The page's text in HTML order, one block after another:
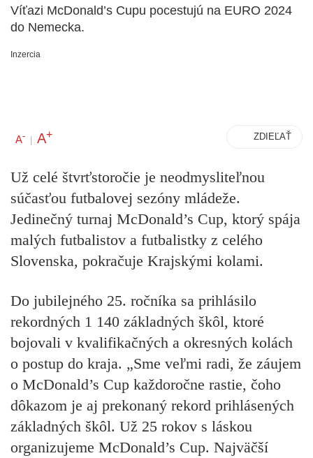
Víťazi McDonald’s Cupu pocestujú na EURO 2024
do Nemecka.
Inzercia
A- | A+ ZDIEĽAŤ
Už celé štvrťstoročie je neodmysliteľnou
súčasťou futbalovej sezóny mládeže.
Jedinečný turnaj McDonald’s Cup, ktorý spája
malých futbalistov a futbalistky z celého
Slovenska, pokračuje Krajskými kolami.
Do jubilejného 25. ročníka sa prihlásilo
rekordných 1 140 základných škôl, ktoré
bojovali v kvalifikačných a okresných kolách
o postup do kraja. „Sme veľmi radi, že záujem
o McDonald’s Cup každoročne rastie, čoho
dôkazom je aj prekonaný rekord prihlásených
základných škôl. Už 25 rokov s láskou
organizujeme McDonald’s Cup. Najväčší